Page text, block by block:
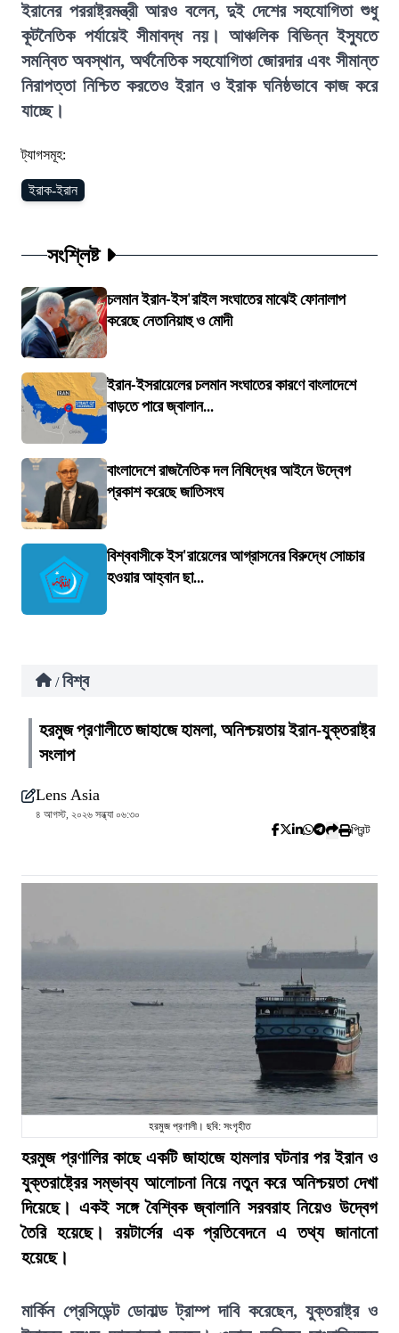
ইরানের পররাষ্ট্রমন্ত্রী আরও বলেন, দুই দেশের সহযোগিতা শুধু
কূটনৈতিক পর্যায়েই সীমাবদ্ধ নয়। আঞ্চলিক বিভিন্ন ইস্যুতে
সমন্বিত অবস্থান, অর্থনৈতিক সহযোগিতা জোরদার এবং সীমান্ত
নিরাপত্তা নিশ্চিত করতেও ইরান ও ইরাক ঘনিষ্ঠভাবে কাজ করে
যাচ্ছে।
ট্যাগসমূহ:
ইরাক-ইরান
সংশ্লিষ্ট
চলমান ইরান-ইস'রাইল সংঘাতের মাঝেই ফোনালাপ
করেছে নেতানিয়াহু ও মোদী
ইরান-ইসরায়েলের চলমান সংঘাতের কারণে বাংলাদেশে
বাড়তে পারে জ্বালান...
বাংলাদেশে রাজনৈতিক দল নিষিদ্ধের আইনে উদ্বেগ
প্রকাশ করেছে জাতিসংঘ
বিশ্ববাসীকে ইস'রায়েলের আগ্রাসনের বিরুদ্ধে সোচ্চার
হওয়ার আহ্বান ছা...
/ বিশ্ব
হরমুজ প্রণালীতে জাহাজে হামলা, অনিশ্চয়তায় ইরান-যুক্তরাষ্ট্র
সংলাপ
Lens Asia
৪ আগস্ট, ২০২৬ সন্ধ্যা ০৬:৩০
প্রিন্ট
হরমুজ প্রণালী। ছবি: সংগৃহীত
হরমুজ প্রণালির কাছে একটি জাহাজে হামলার ঘটনার পর ইরান ও
যুক্তরাষ্ট্রের সম্ভাব্য আলোচনা নিয়ে নতুন করে অনিশ্চয়তা দেখা
দিয়েছে। একই সঙ্গে বৈশ্বিক জ্বালানি সরবরাহ নিয়েও উদ্বেগ
তৈরি হয়েছে। রয়টার্সের এক প্রতিবেদনে এ তথ্য জানানো
হয়েছে।
মার্কিন প্রেসিডেন্ট ডোনাল্ড ট্রাম্প দাবি করেছেন, যুক্তরাষ্ট্র ও